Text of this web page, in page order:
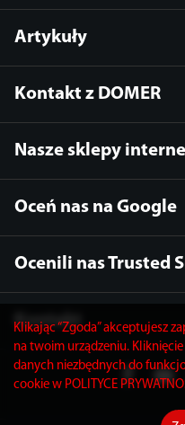
Artykuły
Kontakt z DOMER
Nasze sklepy
Oceń nas na Google
Ocenili nas Trusted
Kontakt
Klikając “Zgoda” akceptujesz
na twoim urządzeniu.
danych niezbędnych do
cookie w POLITYCE